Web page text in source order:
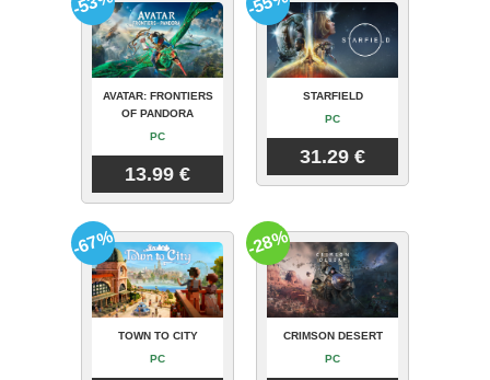
AVATAR: FRONTIERS
OF PANDORA
PC
13.99 €
STARFIELD
PC
31.29 €
TOWN TO CITY
PC
-67%
CRIMSON DESERT
PC
-28%